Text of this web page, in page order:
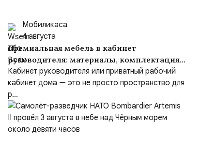
Мобиликаса
4 августа
Премиальная мебель в кабинет
руководителя: материалы, комплектация
и советы
Кабинет руководителя или приватный рабочий
кабинет дома — это не просто пространство для
р...